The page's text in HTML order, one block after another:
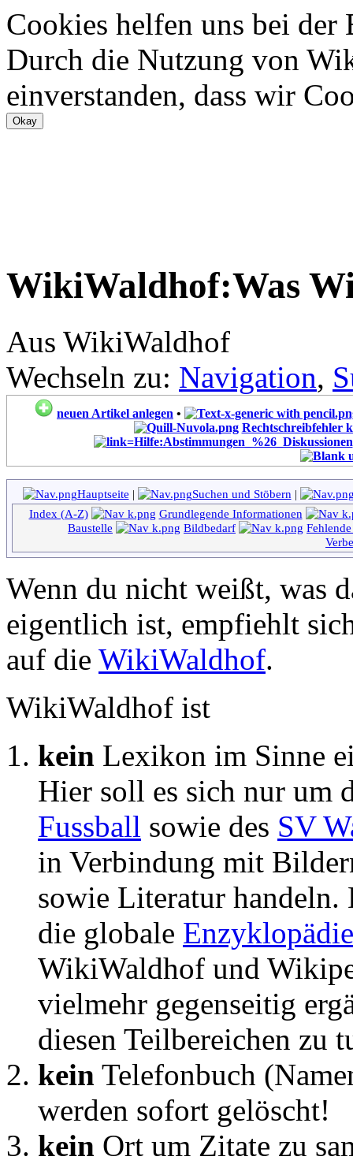
Cookies helfen uns bei
Durch die Nutzung von
einverstanden, dass wir
WikiWaldhof:Was
Aus WikiWaldhof
Wechseln zu: Navigation,
neuen Artikel anlegen •
Rechtschreibfehler
Hauptseite | Suchen und Stöbern |
Index (A-Z)
Grundlegende Informationen
Baustelle
Bildbedarf
Wenn du nicht weißt, was
eigentlich ist, empfiehlt
auf die WikiWaldhof.
WikiWaldhof ist
kein Lexikon im Sinne
Hier soll es sich nur um
Fussball sowie des SV
in Verbindung mit
sowie Literatur
die globale Enzyklopädie
WikiWaldhof und
vielmehr gegenseitig
diesen Teilbereichen zu
kein Telefonbuch
werden sofort gelöscht!
kein Ort um Zitate zu